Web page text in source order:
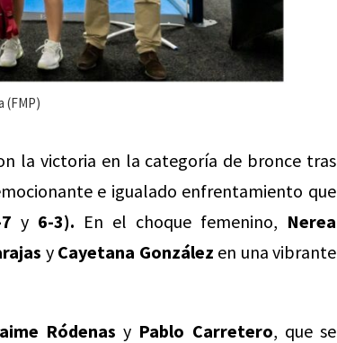
(FMP)
la victoria en la categoría de bronce tras
e igualado enfrentamiento que
y 6-3). En el choque femenino, Nerea
y Cayetana González en una vibrante
Ródenas y Pablo Carretero, que se